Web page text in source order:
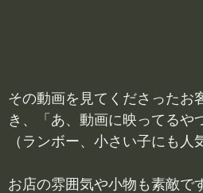
その動画を見てくださったお
き、「あ、動画に映ってるや
（ランボー、小さい子にも人
お店の雰囲気や小物も素敵で